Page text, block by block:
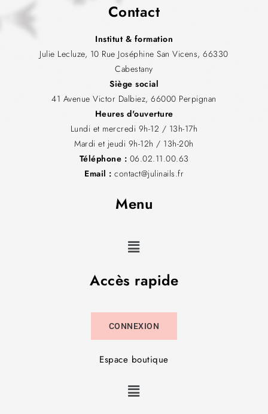
Contact
Institut & formation
Julie Lecluze, 10 Rue Joséphine San Vicens, 66330
Cabestany
Siège social
41 Avenue Victor Dalbiez, 66000 Perpignan
Heures d'ouverture
Lundi et mercredi 9h-12 / 13h-17h
Mardi et jeudi 9h-12h / 13h-20h
Téléphone : 06.02.11.00.63
Email : contact@julinails.fr
Menu
Accès rapide
CONNEXION
Espace boutique